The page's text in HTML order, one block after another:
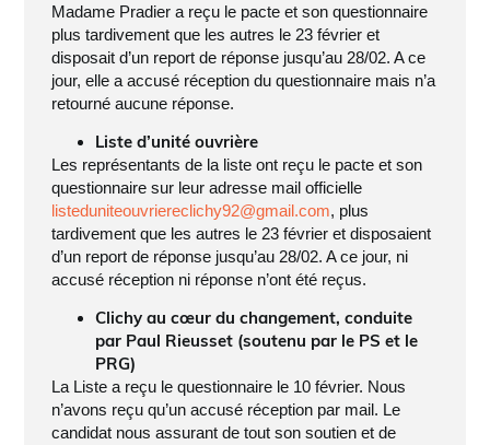
Madame Pradier a reçu le pacte et son questionnaire
plus tardivement que les autres le 23 février et
disposait d’un report de réponse jusqu’au 28/02. A ce
jour, elle a accusé réception du questionnaire mais n’a
retourné aucune réponse.
Liste d’unité ouvrière
Les représentants de la liste ont reçu le pacte et son
questionnaire sur leur adresse mail officielle
listeduniteouvriereclichy92@gmail.com, plus
tardivement que les autres le 23 février et disposaient
d’un report de réponse jusqu’au 28/02. A ce jour, ni
accusé réception ni réponse n’ont été reçus.
Clichy au cœur du changement, conduite
par Paul Rieusset (soutenu par le PS et le
PRG)
La Liste a reçu le questionnaire le 10 février. Nous
n’avons reçu qu’un accusé réception par mail. Le
candidat nous assurant de tout son soutien et de